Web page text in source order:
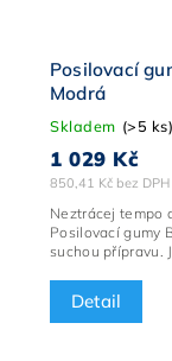
Posilovací
Modrá
Skladem (>5 ks)
850,41 Kč bez DPH
1 029 Kč
Detail
Neztrácej tempo
Posilovací gumy